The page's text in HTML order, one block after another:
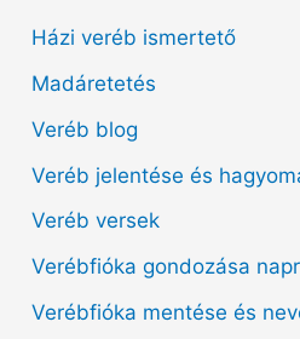
Házi veréb ismertető
Madáretetés
Veréb blog
Veréb jelentése és
Veréb versek
Verébfióka gondozása
Verébfióka mentése és